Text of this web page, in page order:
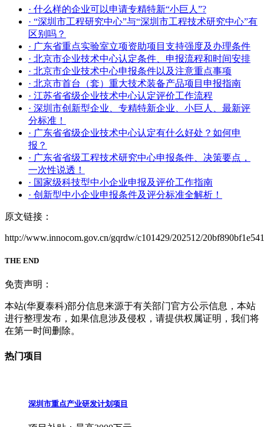
· 什么样的企业可以申请专精特新“小巨人”?
· “深圳市工程研究中心”与“深圳市工程技术研究中心”有
区别吗？
· 广东省重点实验室立项资助项目支持强度及办理条件
· 北京市企业技术中心认定条件、申报流程和时间安排
· 北京市企业技术中心申报条件以及注意重点事项
· 北京市首台（套）重大技术装备产品项目申报指南
· 江苏省省级企业技术中心认定评价工作流程
· 深圳市创新型企业、专精特新企业、小巨人、最新评
分标准！
· 广东省省级企业技术中心认定有什么好处？如何申
报？
· 广东省省级工程技术研究中心申报条件、决策要点，
一次性说透！
· 国家级科技型中小企业申报及评价工作指南
· 创新型中小企业申报条件及评分标准全解析！
原文链接：
http://www.innocom.gov.cn/gqrdw/c101429/202512/
THE END
免责声明：
本站(华夏泰科)部分信息来源于有关部门官方公示信息，本站
进行整理发布，如果信息涉及侵权，请提供权属证明，我们将
在第一时间删除。
热门项目
深圳市重点产业研发计划项目